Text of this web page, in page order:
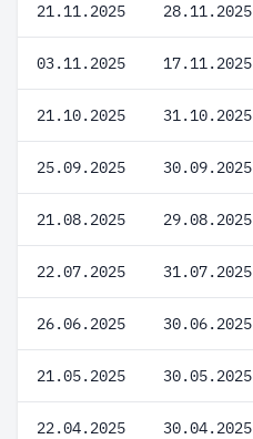
21.11.2025 28.11.2025
03.11.2025 17.11.2025
21.10.2025 31.10.2025
25.09.2025 30.09.2025
21.08.2025 29.08.2025
22.07.2025 31.07.2025
26.06.2025 30.06.2025
21.05.2025 30.05.2025
22.04.2025 30.04.2025